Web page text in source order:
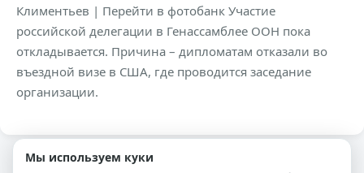
Климентьев | Перейти в фотобанк Участие
российской делегации в Генассамблее ООН пока
откладывается. Причина – дипломатам отказали во
въездной визе в США, где проводится заседание
организации.
Мы используем куки